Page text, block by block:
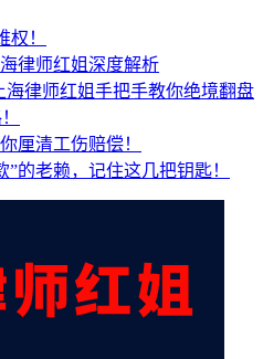
！
海律师红姐深度解析
海律师红姐手把手教你绝境翻盘
厘清工伤赔偿！
”的老赖，记住这几把钥匙！